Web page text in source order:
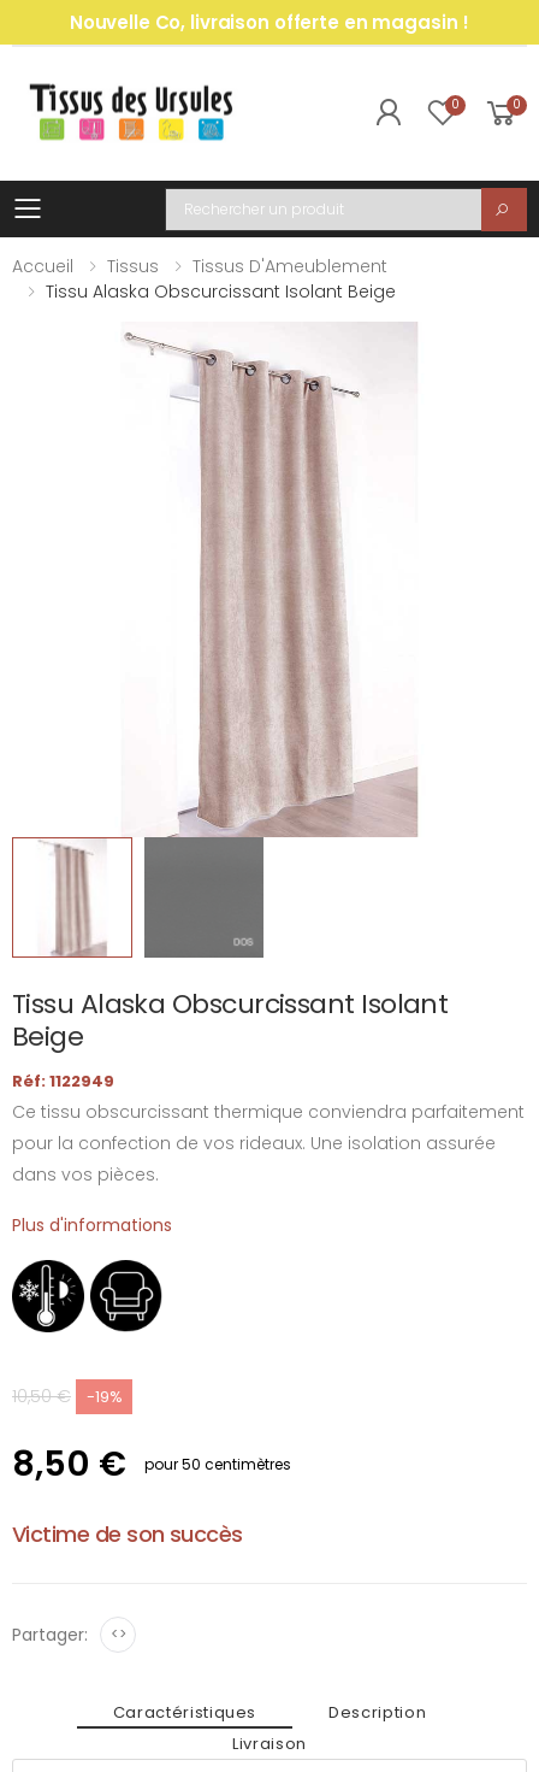
Nouvelle Co, livraison offerte en magasin !
0 0
Toggle mobile menu
Recherche
Accueil
Tissus
Tissus D'Ameublement
Tissu Alaska Obscurcissant Isolant Beige
Tissu Alaska Obscurcissant Isolant
Beige
Réf: 1122949
Ce tissu obscurcissant thermique conviendra parfaitement
pour la confection de vos rideaux. Une isolation assurée
dans vos pièces.
Plus d'informations
10,50 € -19%
8,50 € pour 50 centimètres
Victime de son succès
Partager: <>
Caractéristiques
Description
Livraison